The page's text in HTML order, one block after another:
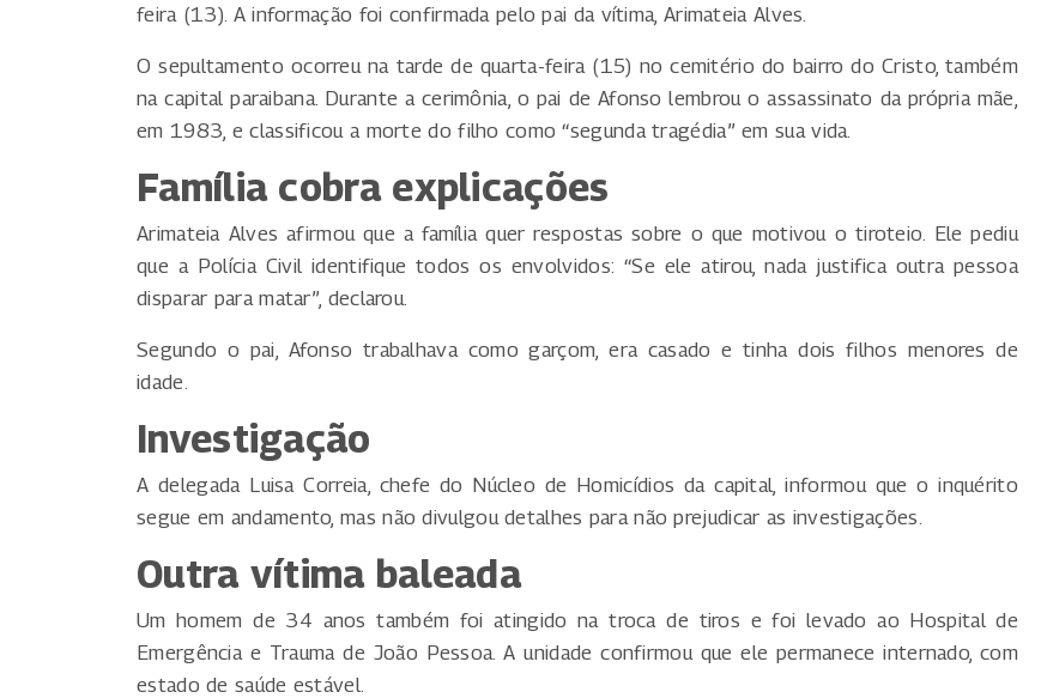
feira (13). A informação foi confirmada pelo pai da vítima, Arimateia Alves.
O sepultamento ocorreu na tarde de quarta-feira (15) no cemitério do bairro do Cristo, também
na capital paraibana. Durante a cerimônia, o pai de Afonso lembrou o assassinato da própria mãe,
em 1983, e classificou a morte do filho como “segunda tragédia” em sua vida.
Família cobra explicações
Arimateia Alves afirmou que a família quer respostas sobre o que motivou o tiroteio. Ele pediu
que a Polícia Civil identifique todos os envolvidos: “Se ele atirou, nada justifica outra pessoa
disparar para matar”, declarou.
Segundo o pai, Afonso trabalhava como garçom, era casado e tinha dois filhos menores de
idade.
Investigação
A delegada Luisa Correia, chefe do Núcleo de Homicídios da capital, informou que o inquérito
segue em andamento, mas não divulgou detalhes para não prejudicar as investigações.
Outra vítima baleada
Um homem de 34 anos também foi atingido na troca de tiros e foi levado ao Hospital de
Emergência e Trauma de João Pessoa. A unidade confirmou que ele permanece internado, com
estado de saúde estável.